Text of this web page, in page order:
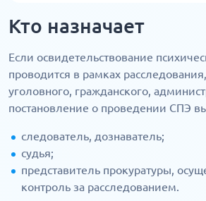
Кто назначает
Если освидетельствование
проводится в рамках
уголовного, гражданского,
постановление о проведении СПЭ
следователь, дознаватель;
судья;
представитель прокуратуры,
контроль за расследованием.